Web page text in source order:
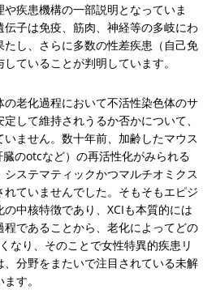
疾患機構の一部説明となっていま
子は免疫、筋肉、神経等の多岐にわ
し、さらに多数の性差疾患（自己免
ていることが判明しています。
老化過程において不活性染色体のサ
して維持されうるか否かについて、
ません。数十年前、加齢したマウス
のotcなど）の再活性化がみられる
ステマティックかつマルチオミクス
ていませんでした。そもそもエピジ
中核特徴であり、XCIも本質的には
であることから、老化によってどの
なり、そのことで女性特異的疾患リ
、分野をまたいで注目されている未解
す。